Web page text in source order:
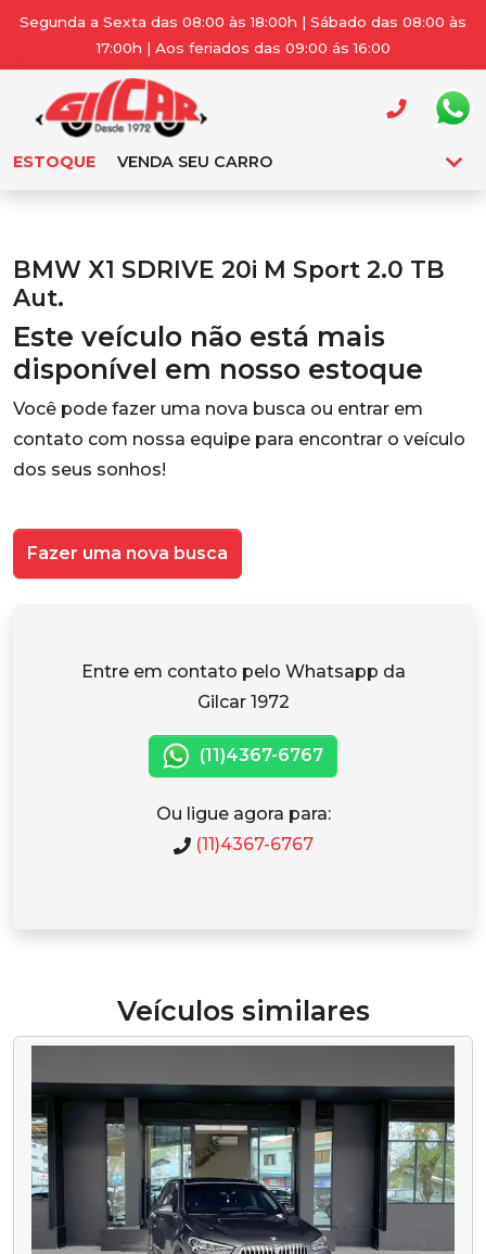
Segunda a Sexta das 08:00 às 18:00h | Sábado das 08:00 às
17:00h | Aos feriados das 09:00 ás 16:00
ESTOQUE VENDA SEU CARRO
BMW X1 SDRIVE 20i M Sport 2.0 TB
Aut.
Este veículo não está mais
disponível em nosso estoque
Você pode fazer uma nova busca ou entrar em
contato com nossa equipe para encontrar o veículo
dos seus sonhos!
Fazer uma nova busca
Entre em contato pelo Whatsapp da
Gilcar 1972
(11)4367-6767
Ou ligue agora para:
(11)4367-6767
Veículos similares